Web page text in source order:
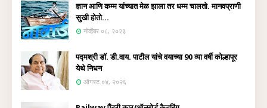
ज्ञान आणि कम्म यांच्यात मेळ झाला तर धम्म चालतो. मानवप्राणी
सुखी होतो...
नोव्हेंबर ०८, २०२३
पद्मश्री डॉ. डी.वाय. पाटील यांचे वयाच्या 90 व्या वर्षी कोल्हापूर
येथे निधन
ऑगस्ट ०४, २०२६